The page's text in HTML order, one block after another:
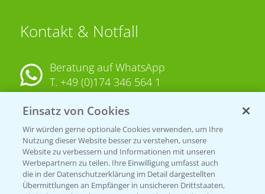
Kontakt & Notfall
Beratung auf WhatsApp
T. +49 (0)174 346 564 1
KONTAKT
Hilfe in Notfällen
T.+49 (0)214/30-20220
Einsatz von Cookies
Wir würden gerne optionale Cookies verwenden, um Ihre
Nutzung dieser Website besser zu verstehen, unsere
Website zu verbessern und Informationen mit unseren
Werbepartnern zu teilen. Ihre Einwilligung umfasst auch
die in der Datenschutzerklärung im Detail dargestellten
Übermittlungen an Empfänger in unsicheren Drittstaaten,